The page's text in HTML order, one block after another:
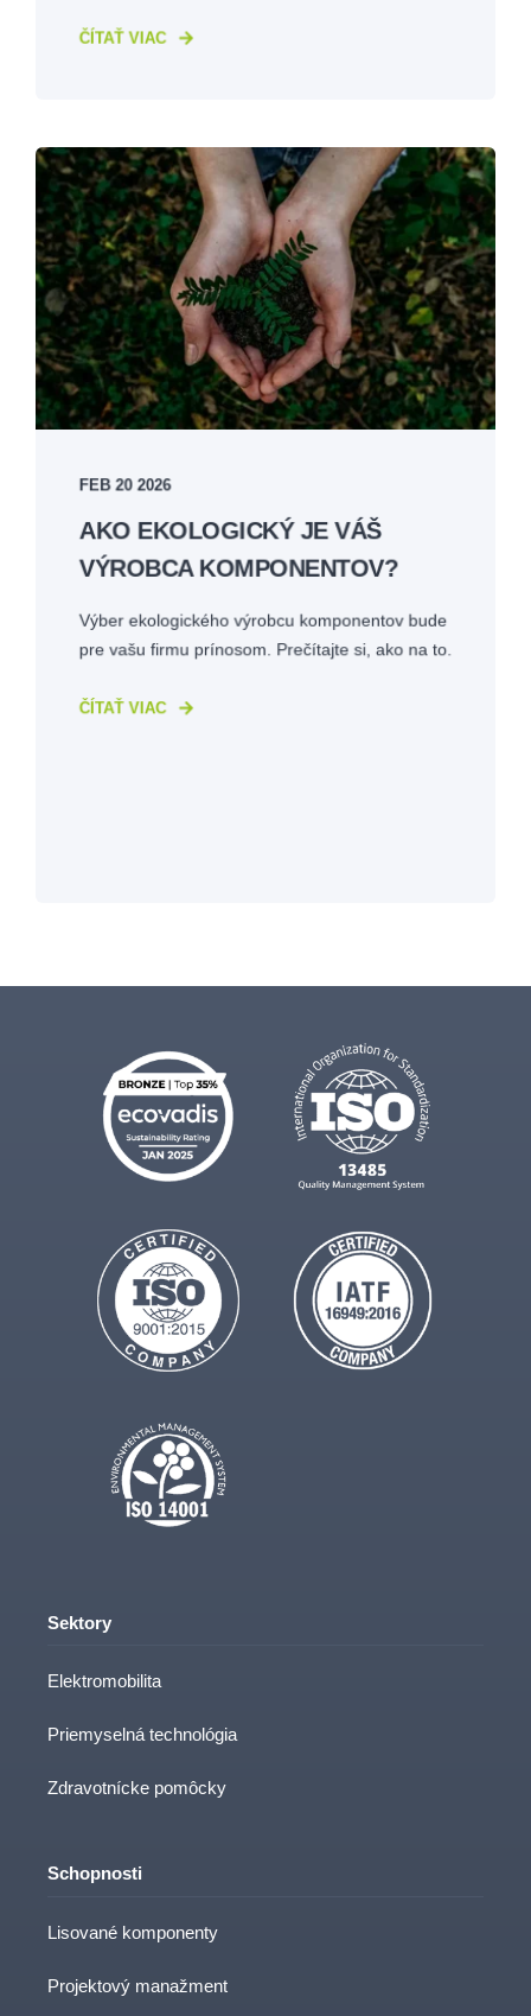
ČÍTAŤ VIAC
FEB 20 2026
AKO EKOLOGICKÝ JE VÁŠ
VÝROBCA KOMPONENTOV?
Výber ekologického výrobcu komponentov bude
pre vašu firmu prínosom. Prečítajte si, ako na to.
ČÍTAŤ VIAC
Sektory
Elektromobilita
Priemyselná technológia
Zdravotnícke pomôcky
Schopnosti
Lisované komponenty
Projektový manažment